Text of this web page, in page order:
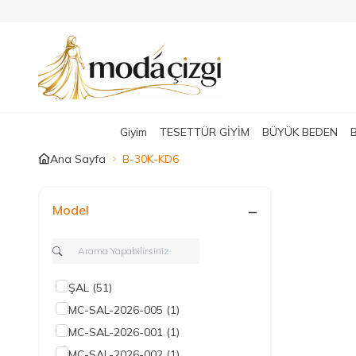
Giyim TESETTÜR GİYİM BÜYÜK BEDEN
Ana Sayfa
B-30K-KD6
Model
ŞAL (51)
MC-SAL-2026-005 (1)
MC-SAL-2026-001 (1)